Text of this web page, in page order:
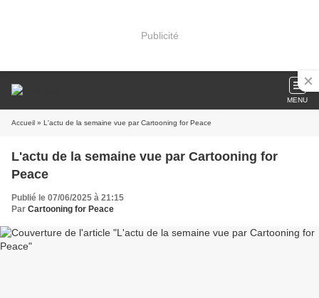
Publicité
MENU
Accueil » L'actu de la semaine vue par Cartooning for Peace
L'actu de la semaine vue par Cartooning for
Peace
Publié le 07/06/2025 à 21:15
Par Cartooning for Peace